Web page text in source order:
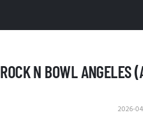
ROCK N BOWL ANGELES
2026-